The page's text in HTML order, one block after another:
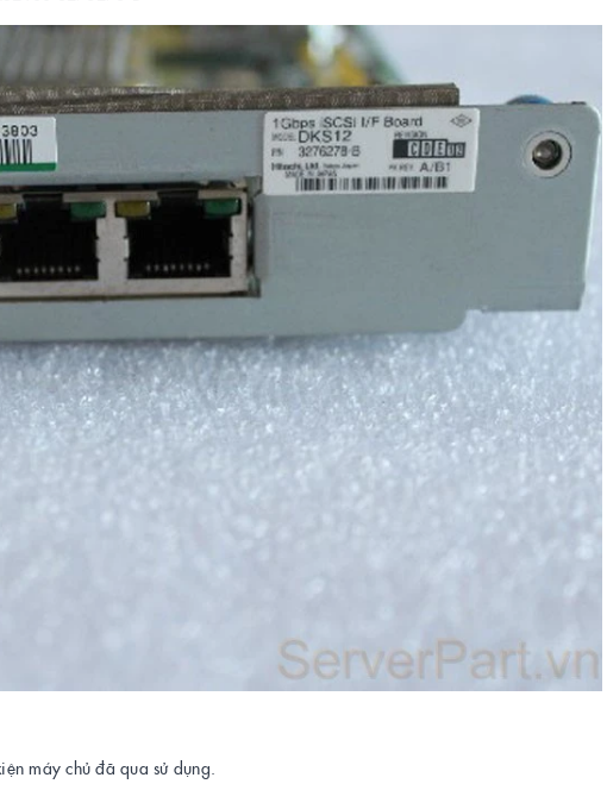
máy chủ đã qua sử dụng.